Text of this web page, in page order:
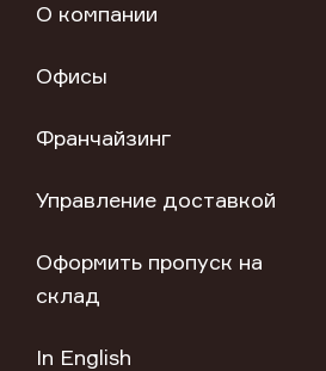
О компании
Офисы
Франчайзинг
Управление доставкой
Оформить пропуск на
склад
In English